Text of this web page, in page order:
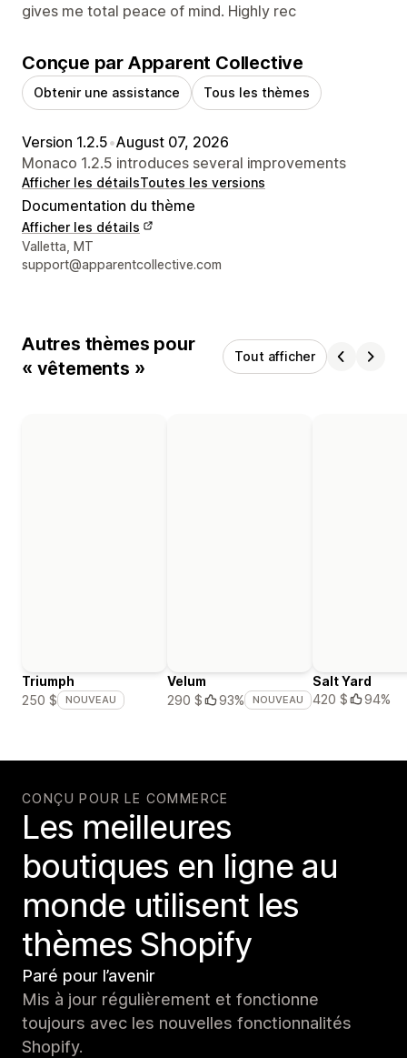
gives me total peace of mind. Highly rec
Conçue par Apparent Collective
Obtenir une assistance Tous les thèmes
Version 1.2.5•August 07, 2026
Monaco 1.2.5 introduces several improvements
Afficher les détailsToutes les versions
Documentation du thème
Afficher les détails
Coordonnées du concepteur
Valletta, MT
support@apparentcollective.com
Autres thèmes pour
« vêtements »
Tout afficher
Triumph
250 $
NOUVEAU
Velum
290 $
93% NOUVEAU
Salt Yard
420 $
94%
CONÇU POUR LE COMMERCE
Les meilleures
boutiques en ligne au
monde utilisent les
thèmes Shopify
Paré pour l’avenir
Mis à jour régulièrement et fonctionne
toujours avec les nouvelles fonctionnalités
Shopify.